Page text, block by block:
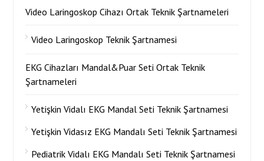
Video Laringoskop Cihazı Ortak Teknik Şartnameleri
Video Laringoskop Teknik Şartnamesi
EKG Cihazları Mandal&Puar Seti Ortak Teknik
Şartnameleri
Yetişkin Vidalı EKG Mandal Seti Teknik Şartnamesi
Yetişkin Vidasız EKG Mandalı Seti Teknik Şartnamesi
Pediatrik Vidalı EKG Mandalı Seti Teknik Şartnamesi